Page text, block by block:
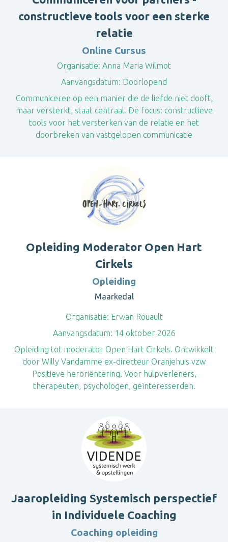
constructieve tools voor een sterke
relatie
Online Cursus
Organisatie: Anna Maria Wilmot
Aanvangsdatum: Doorlopend
Communiceren op een manier die de liefde niet dooft,
maar versterkt, staat centraal. De focus: constructieve
tools voor het versterken van de relatie en het
doorbreken van vastgelopen communicatie
Opleiding Moderator Open Hart
Cirkels
Opleiding
Maarkedal
Organisatie: Erwan Rouault
Aanvangsdatum: 14 oktober 2026
Opleiding tot moderator Open Hart Cirkels. Ontwikkelt
door Willy Vandamme ex-directeur Oranjehuis vzw
Positieve heroriëntering. Voor hulpverleners,
therapeuten, psychologen, geïnteresserden.
Jaaropleiding Systemisch perspectief
in Individuele Coaching
Coaching opleiding